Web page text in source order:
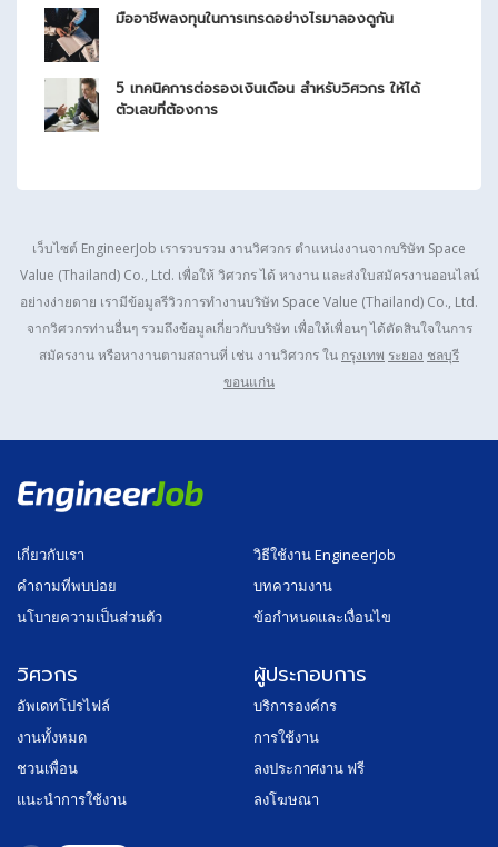
มืออาชีพลงทุนในการเทรดอย่างไรมาลองดูกัน
5 เทคนิคการต่อรองเงินเดือน สำหรับวิศวกร ให้ได้
ตัวเลขที่ต้องการ
เว็บไซต์ EngineerJob เรารวบรวม งานวิศวกร ตำแหน่งงานจากบริษัท Space
Value (Thailand) Co., Ltd. เพื่อให้ วิศวกร ได้ หางาน และส่งใบสมัครงานออนไลน์
อย่างง่ายดาย เรามีข้อมูลรีวิวการทำงานบริษัท Space Value (Thailand) Co., Ltd.
จากวิศวกรท่านอื่นๆ รวมถึงข้อมูลเกี่ยวกับบริษัท เพื่อให้เพื่อนๆ ได้ตัดสินใจในการ
สมัครงาน หรือหางานตามสถานที่ เช่น งานวิศวกร ใน กรุงเทพ ระยอง ชลบุรี
ขอนแก่น
เกี่ยวกับเรา
คำถามที่พบบ่อย
นโบายความเป็นส่วนตัว
วิธีใช้งาน EngineerJob
บทความงาน
ข้อกำหนดและเงื่อนไข
วิศวกร
อัพเดทโปรไฟล์
งานทั้งหมด
ชวนเพื่อน
แนะนำการใช้งาน
ผู้ประกอบการ
บริการองค์กร
การใช้งาน
ลงประกาศงาน ฟรี
ลงโฆษณา